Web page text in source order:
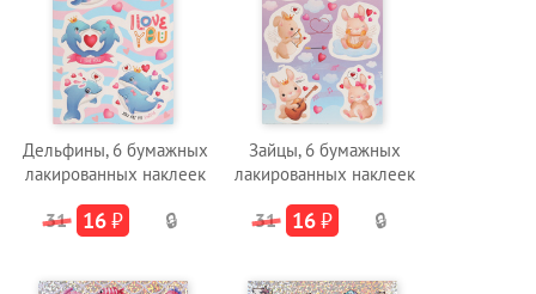
Дельфины, 6 бумажных
лакированных наклеек
31 16₽ 🔒
Зайцы, 6 бумажных
лакированных наклеек
31 16₽ 🔒